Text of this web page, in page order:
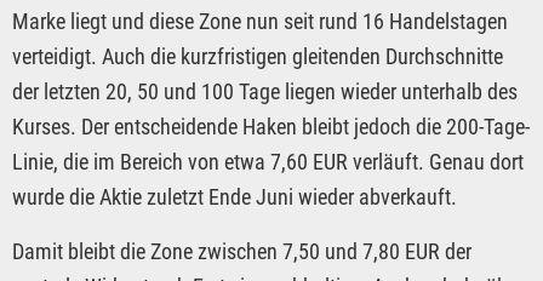
Marke liegt und diese Zone nun seit rund 16 Handelstagen
verteidigt. Auch die kurzfristigen gleitenden Durchschnitte
der letzten 20, 50 und 100 Tage liegen wieder unterhalb des
Kurses. Der entscheidende Haken bleibt jedoch die 200-Tage-
Linie, die im Bereich von etwa 7,60 EUR verläuft. Genau dort
wurde die Aktie zuletzt Ende Juni wieder abverkauft.
Damit bleibt die Zone zwischen 7,50 und 7,80 EUR der